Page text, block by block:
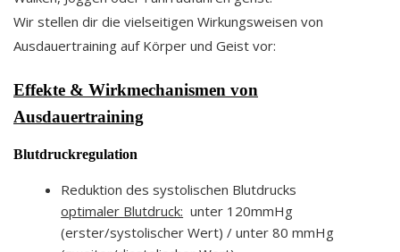
Wir stellen dir die vielseitigen Wirkungsweisen von
Ausdauertraining auf Körper und Geist vor:
Effekte & Wirkmechanismen von
Ausdauertraining
Blutdruckregulation
Reduktion des systolischen Blutdrucks
optimaler Blutdruck: unter 120mmHg
(erster/systolischer Wert) / unter 80 mmHg